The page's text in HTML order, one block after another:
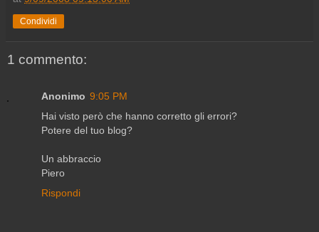
Condividi
1 commento:
Anonimo 9:05 PM
Hai visto però che hanno corretto gli errori?
Potere del tuo blog?
Un abbraccio
Piero
Rispondi